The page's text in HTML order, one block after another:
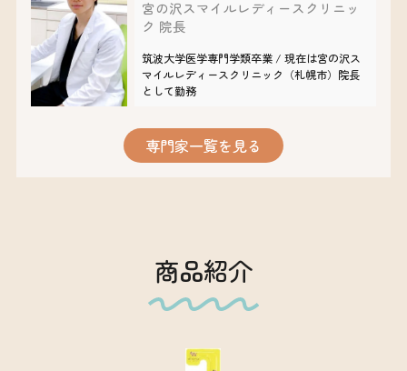
宮の沢スマイルレディースクリニッ
ク 院長
筑波大学医学専門学類卒業 / 現在は宮の沢ス
マイルレディースクリニック（札幌市）院長
として勤務
専門家一覧を見る
商品紹介